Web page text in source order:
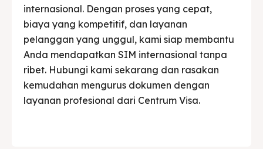
internasional. Dengan proses yang cepat,
biaya yang kompetitif, dan layanan
pelanggan yang unggul, kami siap membantu
Anda mendapatkan SIM internasional tanpa
ribet. Hubungi kami sekarang dan rasakan
kemudahan mengurus dokumen dengan
layanan profesional dari Centrum Visa.